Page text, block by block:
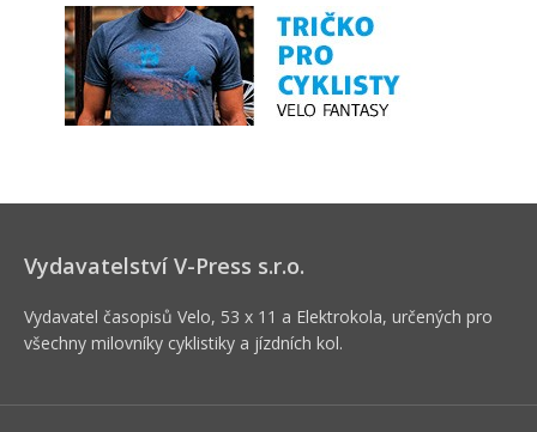
Vydavatelství V-Press s.r.o.
Vydavatel časopisů Velo, 53 x 11 a Elektrokola, určených pro
všechny milovníky cyklistiky a jízdních kol.